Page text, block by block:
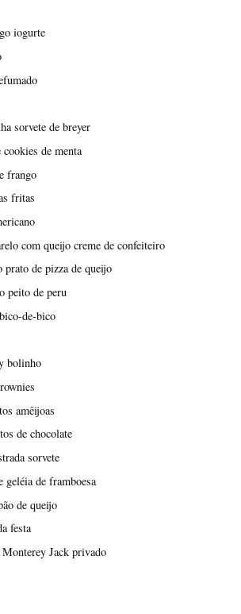
iogurte
sorvete de breyer
de menta
frango
fritas
com queijo creme de confeiteiro
prato de pizza de queijo
peito de peru
de-bico
bolinho
amêijoas
de chocolate
sorvete
de framboesa
de queijo
festa
Jack privado